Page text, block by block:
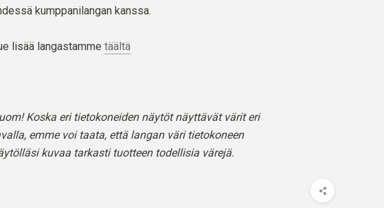
kumppanilangan kanssa.
lisää langastamme täältä
Koska eri tietokoneiden näytöt näyttävät värit eri
emme voi taata, että langan väri tietokoneen
kuvaa tarkasti tuotteen todellisia värejä.